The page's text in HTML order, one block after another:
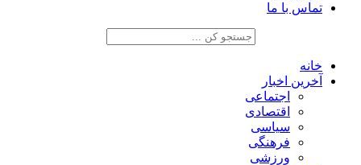
تماس با ما
خانه
آخرین اخبار
اجتماعی
اقتصادی
سیاسی
فرهنگی
ورزشی